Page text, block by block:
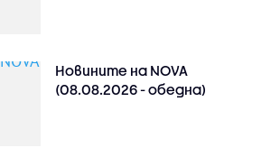
Новините на NOVA
(08.08.2026 - обедна)